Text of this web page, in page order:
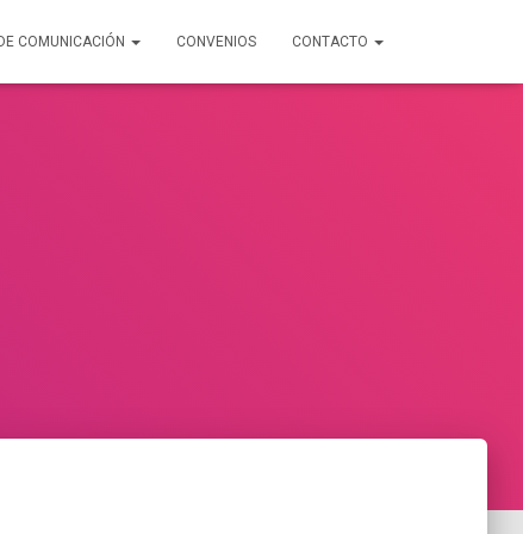
COMUNICACIÓN CONVENIOS CONTACTO